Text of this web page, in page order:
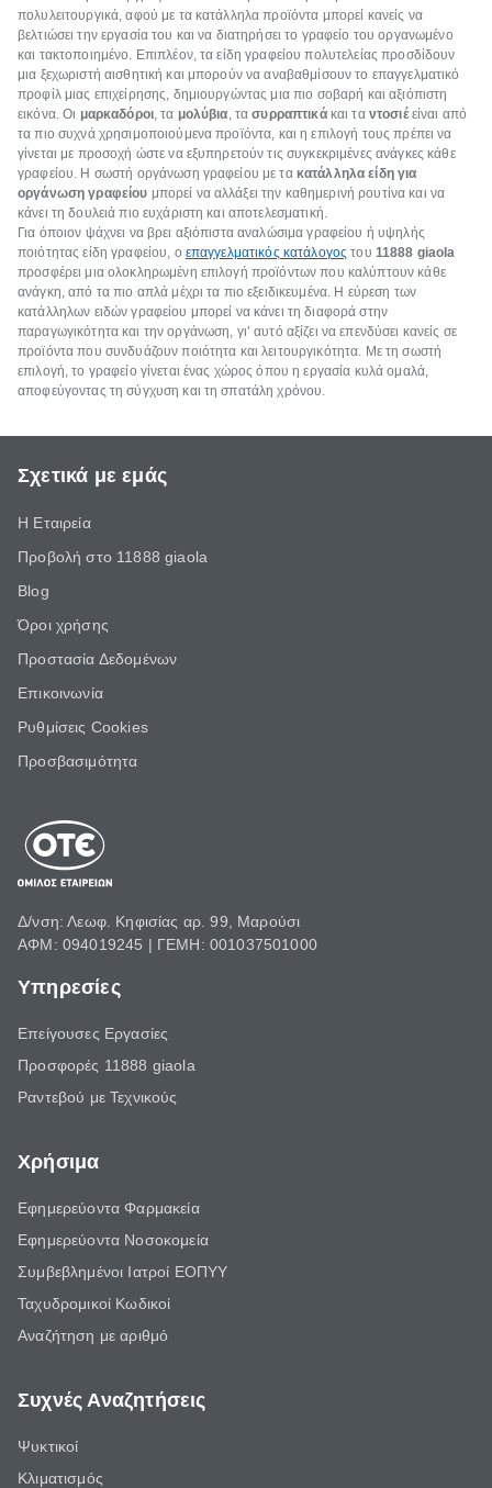
πολυλειτουργικά, αφού με τα κατάλληλα προϊόντα μπορεί κανείς να
βελτιώσει την εργασία του και να διατηρήσει το γραφείο του οργανωμένο
και τακτοποιημένο. Επιπλέον, τα είδη γραφείου πολυτελείας προσδίδουν
μια ξεχωριστή αισθητική και μπορούν να αναβαθμίσουν το επαγγελματικό
προφίλ μιας επιχείρησης, δημιουργώντας μια πιο σοβαρή και αξιόπιστη
εικόνα. Οι μαρκαδόροι, τα μολύβια, τασυρραπτικάκαι τα ντοσιέείναι από
τα πιο συχνά χρησιμοποιούμενα προϊόντα, και η επιλογή τους πρέπει να
γίνεται με προσοχή ώστε να εξυπηρετούν τις συγκεκριμένες ανάγκες κάθε
γραφείου. Η σωστή οργάνωση γραφείου με τα κατάλληλα είδη για
οργάνωση γραφείου μπορεί να αλλάξει την καθημερινή ρουτίνα και να
κάνει τη δουλειά πιο ευχάριστη και αποτελεσματική.
Για όποιον ψάχνει να βρει αξιόπιστα αναλώσιμα γραφείου ή υψηλής
ποιότητας είδη γραφείου, ο επαγγελματικός κατάλογος του 11888 giaola
προσφέρει μια ολοκληρωμένη επιλογή προϊόντων που καλύπτουν κάθε
ανάγκη, από τα πιο απλά μέχρι τα πιο εξειδικευμένα. Η εύρεση των
κατάλληλων ειδών γραφείου μπορεί να κάνει τη διαφορά στην
παραγωγικότητα και την οργάνωση, γι’ αυτό αξίζει να επενδύσει κανείς σε
προϊόντα που συνδυάζουν ποιότητα και λειτουργικότητα. Με τη σωστή
επιλογή, το γραφείο γίνεται ένας χώρος όπου η εργασία κυλά ομαλά,
αποφεύγοντας τη σύγχυση και τη σπατάλη χρόνου.
Σχετικά με εμάς
Η Εταιρεία
Προβολή στο 11888 giaola
Blog
Όροι χρήσης
Προστασία Δεδομένων
Επικοινωνία
Ρυθμίσεις Cookies
Προσβασιμότητα
Δ/νση: Λεωφ. Κηφισίας αρ. 99, Μαρούσι
ΑΦΜ: 094019245 | ΓΕΜΗ: 001037501000
Υπηρεσίες
Επείγουσες Εργασίες
Προσφορές 11888 giaola
Ραντεβού με Τεχνικούς
Χρήσιμα
Εφημερεύοντα Φαρμακεία
Εφημερεύοντα Νοσοκομεία
Συμβεβλημένοι Ιατροί ΕΟΠΥΥ
Ταχυδρομικοί Κωδικοί
Αναζήτηση με αριθμό
Συχνές Αναζητήσεις
Ψυκτικοί
Κλιματισμός